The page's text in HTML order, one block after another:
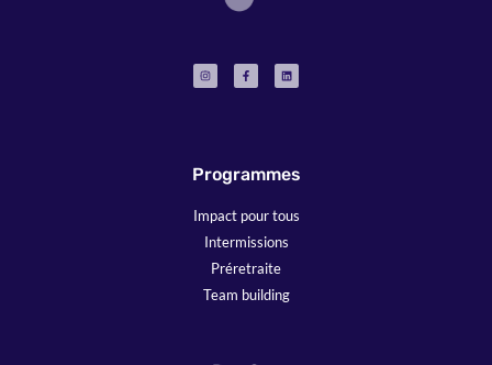
Programmes
Impact pour tous
Intermissions
Préretraite
Team building